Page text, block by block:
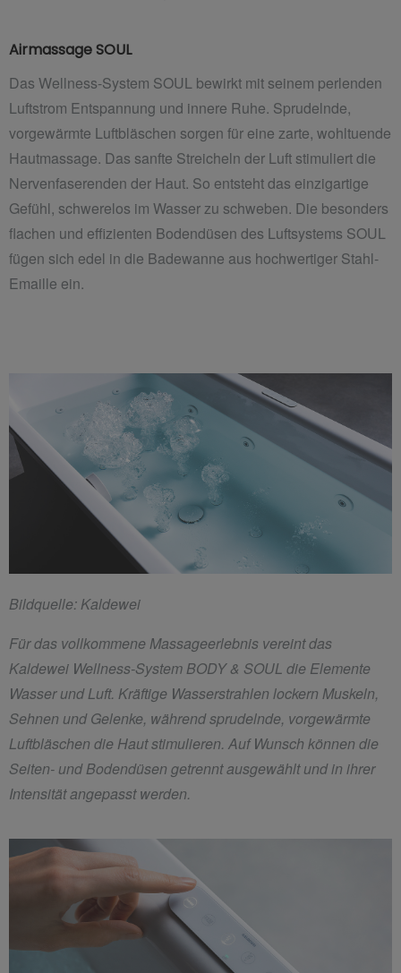
Airmassage SOUL
Das Wellness-System SOUL bewirkt mit seinem perlenden
Luftstrom Entspannung und innere Ruhe. Sprudelnde,
vorgewärmte Luftbläschen sorgen für eine zarte, wohltuende
Hautmassage. Das sanfte Streicheln der Luft stimuliert die
Nervenfaserenden der Haut. So entsteht das einzigartige
Gefühl, schwerelos im Wasser zu schweben. Die besonders
flachen und effizienten Bodendüsen des Luftsystems SOUL
fügen sich edel in die Badewanne aus hochwertiger Stahl-
Emaille ein.
Bildquelle: Kaldewei
Für das vollkommene Massageerlebnis vereint das
Kaldewei Wellness-System BODY & SOUL die Elemente
Wasser und Luft. Kräftige Wasserstrahlen lockern Muskeln,
Sehnen und Gelenke, während sprudelnde, vorgewärmte
Luftbläschen die Haut stimulieren. Auf Wunsch können die
Seiten- und Bodendüsen getrennt ausgewählt und in ihrer
Intensität angepasst werden.